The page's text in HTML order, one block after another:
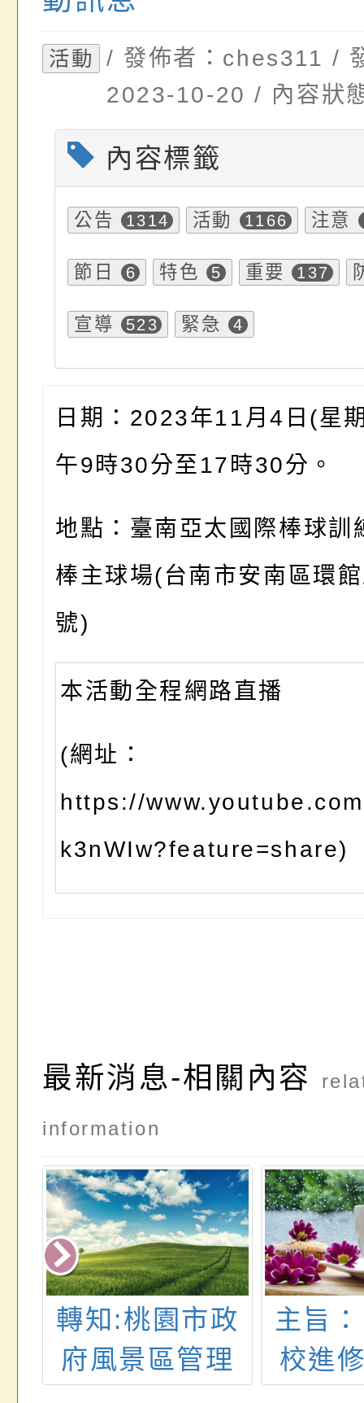
關（構）、學校、民
名參加，請查照
亦可利用
活動
/ 發佈者：ches311 /
2023-10-20 / 內容狀
內容標籤
公告 1314 活動 1166 注意
節日 6 特色 5 重要 137
宣導 523 緊急 4
日期：2023年11月4日(星
午9時30分至17時30分。
地點：臺南亞太國際棒球訓
棒主球場(台南市安南區環
號)
本活動全程網路直播
(網址：
https://
k3nWIw?feature=share)
最新消息-相關內容
information
主旨： 檢送本
校進修推廣處
有關